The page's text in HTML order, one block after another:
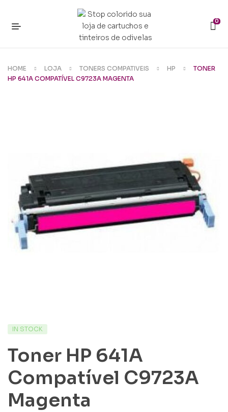
0
HOME LOJA TONERS COMPATIVEIS HP
TONER
HP 641A COMPATÍVEL C9723A MAGENTA
IN STOCK
Toner HP 641A
Compatível C9723A
Magenta